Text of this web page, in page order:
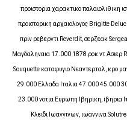
προιστορια χαρακτικο παλαιολιθικη
προιστορικη αρχαιολογος Brigitte
πριν ρεβερντι Reverdit, σερζεακ
Μαγδαληναια 17.000 1878 ροκ ντ Ασιερ
Souquette καταφυγιο Νεαντερταλ, κρο
29.000 Ελλαδα Ιταλια 47.000 45.000
23.000 νοτια Ευρωπη Ιβηρικη, ιβηρια
Κλειδι Ιωαννινων, ιωαννινα